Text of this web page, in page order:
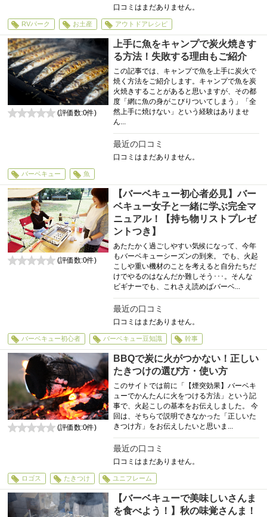
口コミはまだありません。
RVパーク お土産 アウトドアレシピ
上手に魚をキャンプで炭火焼きす
る方法！失敗する理由もご紹介
この記事では、キャンプで魚を上手に炭火で
焼く方法をご紹介します。キャンプで魚を炭
火焼きすることがあると思いますが、その都
度「網に魚の身がこびりついてしまう」「全
然上手に焼けない」という経験はありませ
ん...
最近の口コミ
口コミはまだありません。
(評価数:0件)
バーベキュー 魚
【バーベキュー初心者必見】バー
ベキュー女子と一緒に学ぶ完全マ
ニュアル！【持ち物リストプレゼ
ントつき】
あたたかく過ごしやすい気候になって、今年
もバーベキューシーズンの到来。 でも、火起
こしや重い機材のことを考えると自分たちだ
けでやるのはなんだか難しそう･･･。そんな
ビギナーでも、これさえ読めばバーベ...
最近の口コミ
口コミはまだありません。
(評価数:0件)
バーベキュー初心者 バーベキュー豆知識 幹事
BBQで炭に火がつかない！正しい
たきつけの選び方・使い方
このサイトでは前に「【煙突効果】バーベキ
ューでかんたんに火をつける方法」という記
事で、火起こしの基本をお伝えしました。 今
回は、そちらで説明できなかった「正しいた
きつけ方」をお伝えしたいと思いま...
最近の口コミ
口コミはまだありません。
(評価数:0件)
ロゴス たきつけ ユニフレーム
【バーベキューで美味しいさんま
を食べよう！】秋の味覚さんま！